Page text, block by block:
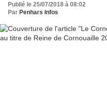
Publié le 25/07/2018 à 08:02
Par Penhars Infos